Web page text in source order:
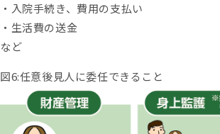
・入院手続き、費用の支払い
・生活費の送金
など
図6:任意後見人に委任できること